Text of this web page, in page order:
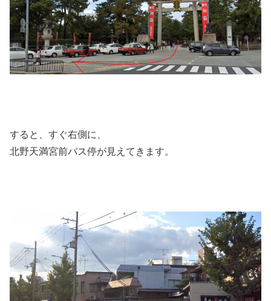
すると、すぐ右側に、
北野天満宮前バス停が見えてきます。